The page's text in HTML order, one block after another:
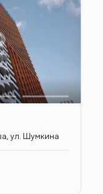
ул. Шумкина